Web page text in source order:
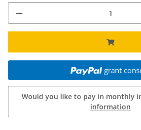
grant
Would you like to pay in monthly
information